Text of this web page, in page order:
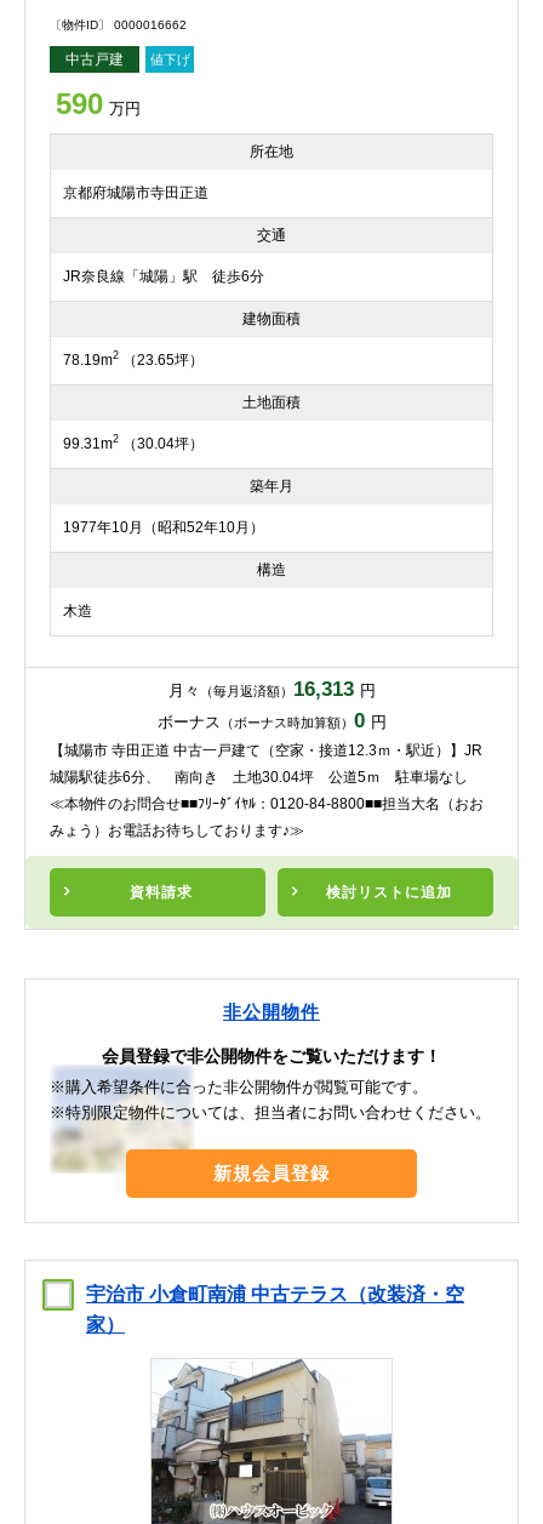
〔物件ID〕 0000016662
中古戸建 値下げ
590 万円
所在地
京都府城陽市寺田正道
交通
JR奈良線「城陽」駅 徒歩6分
建物面積
78.19m2 （23.65坪）
土地面積
99.31m2 （30.04坪）
築年月
1977年10月（昭和52年10月）
構造
木造
月々 （毎月返済額） 16,313 円
ボーナス （ボーナス時加算額） 0 円
資料請求 検討リスト に追加
【城陽市 寺田正道 中古一戸建て（空家・接道12.3ｍ・駅近）】JR
城陽駅徒歩6分、 南向き 土地30.04坪 公道5ｍ 駐車場なし
≪本物件のお問合せ■■ﾌﾘｰﾀﾞｲﾔﾙ：0120-84-8800■■担当大名（おお
みょう）お電話お待ちしております♪≫
非公開物件
会員登録で非公開物件をご覧いただけます！
※購入希望条件に合った非公開物件が閲覧可能です。
※特別限定物件については、担当者にお問い合わせください。
新規会員登録
宇治市 小倉町南浦 中古テラス（改装済・空
家）